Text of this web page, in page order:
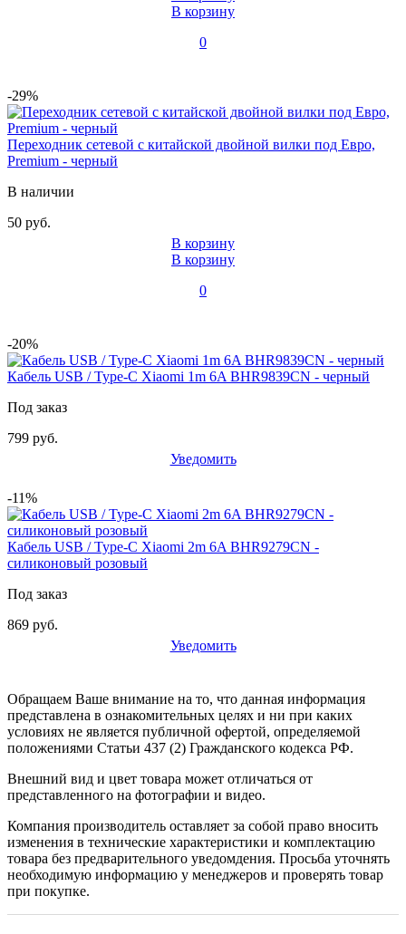
В корзину
0
-29%
Переходник сетевой с китайской двойной вилки под Евро,
Premium - черный
В наличии
50 руб.
В корзину
В корзину
0
-20%
Кабель USB / Type-C Xiaomi 1m 6A BHR9839CN - черный
Под заказ
799 руб.
Уведомить
-11%
Кабель USB / Type-C Xiaomi 2m 6A BHR9279CN -
силиконовый розовый
Под заказ
869 руб.
Уведомить
Обращаем Ваше внимание на то, что данная информация
представлена в ознакомительных целях и ни при каких
условиях не является публичной офертой, определяемой
положениями Статьи 437 (2) Гражданского кодекса РФ.
Внешний вид и цвет товара может отличаться от
представленного на фотографии и видео.
Компания производитель оставляет за собой право вносить
изменения в технические характеристики и комплектацию
товара без предварительного уведомдения. Просьба уточнять
необходимую информацию у менеджеров и проверять товар
при покупке.